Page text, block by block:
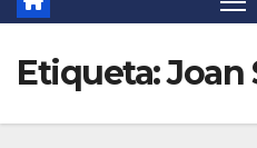
Etiqueta:Joan